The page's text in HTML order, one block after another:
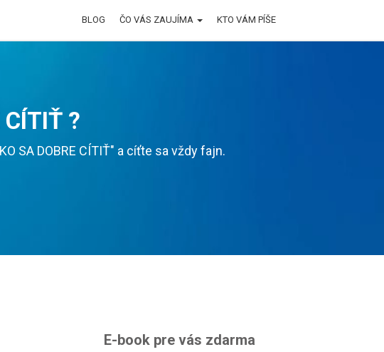
CÍTIŤ ?
SA DOBRE CÍTIŤ" a cíťte sa vždy fajn.
BLOG ČO VÁS ZAUJÍMA KTO VÁM PÍŠE
E-book pre vás zdarma